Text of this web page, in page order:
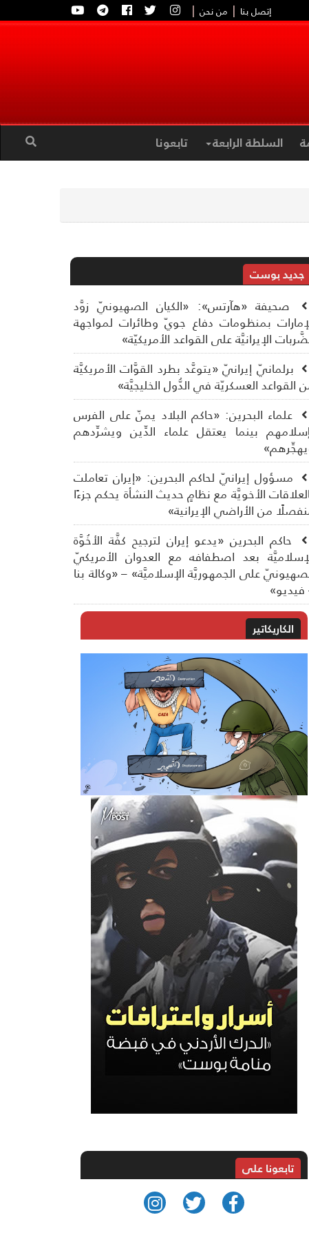
إتصل بنا | من نحن |
السلطة الرابعة تابعونا
جديد بوست
صحيفة «هآرتس»: «الكيان الصهيونيّ زوَّد
بمنظومات دفاع جويّ وطائرات لمواجهة
الإيرانيَّة على القواعد الأمريكيّة»
برلمانيّ إيرانيّ «يتوعَّد بطرد القوَّات الأمريكيَّة
القواعد العسكريّة في الدُّول الخليجيَّة»
علماء البحرين: «حاكم البلاد يمنّ على الفرس
بينما يعتقل علماء الدِّين ويشرِّدهم
مسؤول إيرانيّ لحاكم البحرين: «إيران تعاملت
الأخويَّة مع نظامٍ حديث النشأة يحكم جزءًا
من الأراضي الإيرانية»
حاكم البحرين «يدعو إيران لترجيح كفَّة الأخُوَّة
بعد اصطفافه مع العدوان الأمريكيّ
على الجمهوريَّة الإسلاميَّة» – «وكالة بنا
فيديو»
الكاريكاتير
تابعونا على